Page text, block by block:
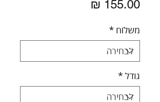
משלוח *
גודל *